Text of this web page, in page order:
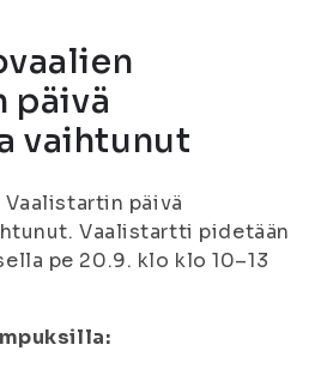
päivä
vaihtunut
päivä
Vaalistartti pidetään
pe 20.9. klo klo 10–13